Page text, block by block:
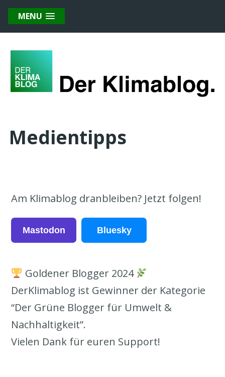
MENU
Medientipps
Am Klimablog dranbleiben? Jetzt folgen!
Mastodon Bluesky
Goldener Blogger 2024
DerKlimablog ist Gewinner der Kategorie
“Der Grüne Blogger für Umwelt &
Nachhaltigkeit”.
Vielen Dank für euren Support!